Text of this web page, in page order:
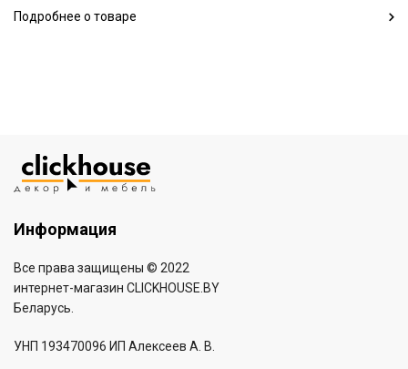
Подробнее о товаре
Информация
Все права защищены © 2022
интернет-магазин CLICKHOUSE.BY
Беларусь.
УНП 193470096 ИП Алексеев А. В.